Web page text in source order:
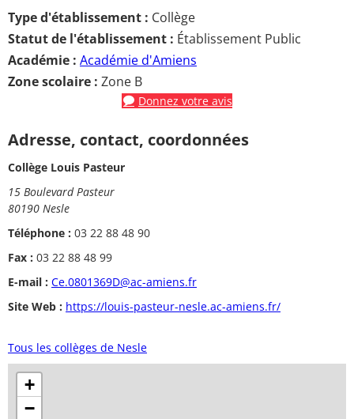
Type d'établissement : Collège
Statut de l'établissement : Établissement Public
Académie : Académie d'Amiens
Zone scolaire : Zone B
Donnez votre avis
Adresse, contact, coordonnées
Collège Louis Pasteur
15 Boulevard Pasteur
80190 Nesle
Téléphone : 03 22 88 48 90
Fax : 03 22 88 48 99
E-mail : Ce.0801369D@ac-amiens.fr
Site Web : https://louis-pasteur-nesle.ac-amiens.fr/
Tous les collèges de Nesle
+
−